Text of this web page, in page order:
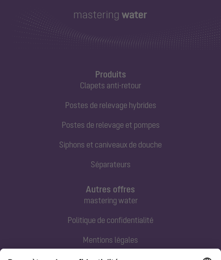
Produits
Clapets anti-retour
Postes de relevage hybrides
Postes de relevage et pompes
Siphons et caniveaux de douche
Séparateurs
Autres offres
mastering water
Politique de confidentialité
Mentions légales